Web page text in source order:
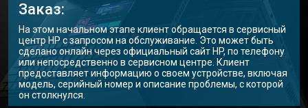
Замена микрофона
Замена оперативной памяти от 1100 ₽ Заказать
Прошивка BIOS ноутбука HP от 1500 ₽ Заказать
Замена северного моста
Заказ:
На этом начальном этапе клиент обращается в сервисный
центр HP с запросом на обслуживание. Это может быть
сделано онлайн через официальный сайт HP, по телефону
или непосредственно в сервисном центре. Клиент
предоставляет информацию о своем устройстве, включая
модель, серийный номер и описание проблемы, с которой
он столкнулся.